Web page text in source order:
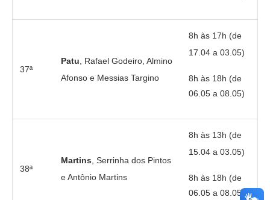
37ª
Patu, Rafael Godeiro, Almino
Afonso e Messias Targino
8h às 17h (de
17.04 a 03.05)
8h às 18h (de
06.05 a 08.05)
38ª
Martins, Serrinha dos Pintos
e Antônio Martins
8h às 13h (de
15.04 a 03.05)
8h às 18h (de
06.05 a 08.05)